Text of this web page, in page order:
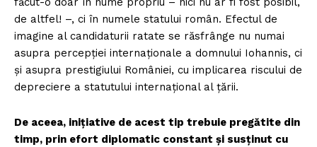
de altfel! –, ci în numele statului român. Efectul de
imagine al candidaturii ratate se răsfrânge nu numai
asupra percepției internaționale a domnului Iohannis, ci
și asupra prestigiului României, cu implicarea riscului de
depreciere a statutului internațional al țării.
De aceea, inițiative de acest tip trebuie pregătite din
timp, prin efort diplomatic constant și susținut cu